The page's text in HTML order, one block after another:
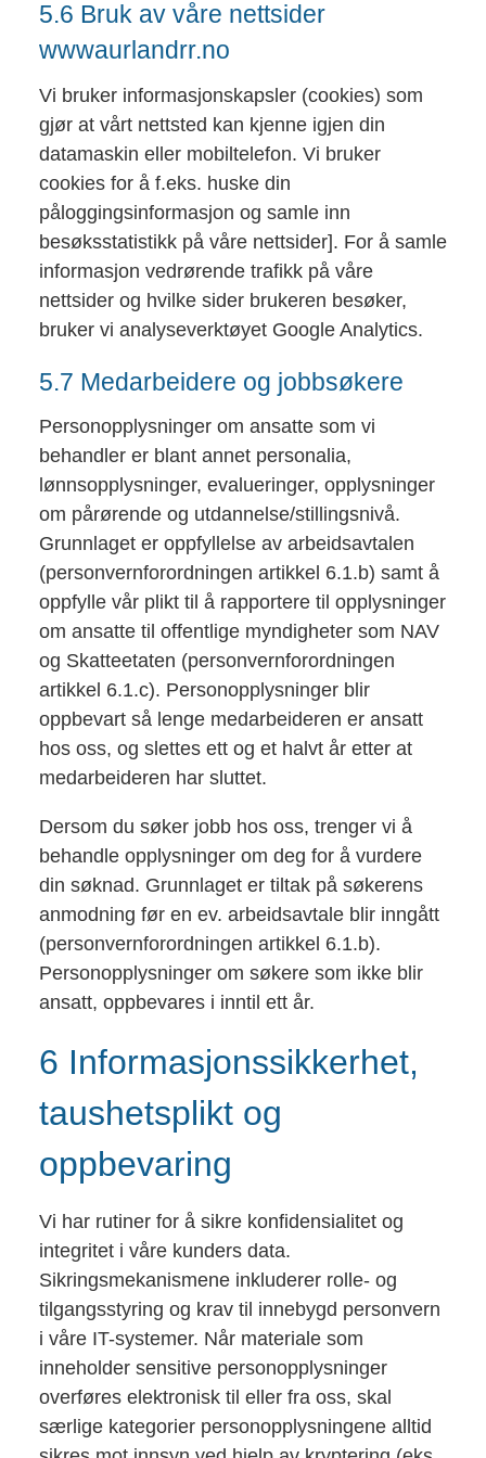
5.6 Bruk av våre nettsider
wwwaurlandrr.no
Vi bruker informasjonskapsler (cookies) som
gjør at vårt nettsted kan kjenne igjen din
datamaskin eller mobiltelefon. Vi bruker
cookies for å f.eks. huske din
påloggingsinformasjon og samle inn
besøksstatistikk på våre nettsider]. For å samle
informasjon vedrørende trafikk på våre
nettsider og hvilke sider brukeren besøker,
bruker vi analyseverktøyet Google Analytics.
5.7 Medarbeidere og jobbsøkere
Personopplysninger om ansatte som vi
behandler er blant annet personalia,
lønnsopplysninger, evalueringer, opplysninger
om pårørende og utdannelse/stillingsnivå.
Grunnlaget er oppfyllelse av arbeidsavtalen
(personvernforordningen artikkel 6.1.b) samt å
oppfylle vår plikt til å rapportere til opplysninger
om ansatte til offentlige myndigheter som NAV
og Skatteetaten (personvernforordningen
artikkel 6.1.c). Personopplysninger blir
oppbevart så lenge medarbeideren er ansatt
hos oss, og slettes ett og et halvt år etter at
medarbeideren har sluttet.
Dersom du søker jobb hos oss, trenger vi å
behandle opplysninger om deg for å vurdere
din søknad. Grunnlaget er tiltak på søkerens
anmodning før en ev. arbeidsavtale blir inngått
(personvernforordningen artikkel 6.1.b).
Personopplysninger om søkere som ikke blir
ansatt, oppbevares i inntil ett år.
6 Informasjonssikkerhet,
taushetsplikt og
oppbevaring
Vi har rutiner for å sikre konfidensialitet og
integritet i våre kunders data.
Sikringsmekanismene inkluderer rolle- og
tilgangsstyring og krav til innebygd personvern
i våre IT-systemer. Når materiale som
inneholder sensitive personopplysninger
overføres elektronisk til eller fra oss, skal
særlige kategorier personopplysningene alltid